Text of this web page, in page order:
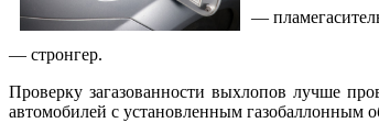
—
— стронгер.
Проверку загазованности выхлопов лучше
автомобилей с установленным газобаллонным